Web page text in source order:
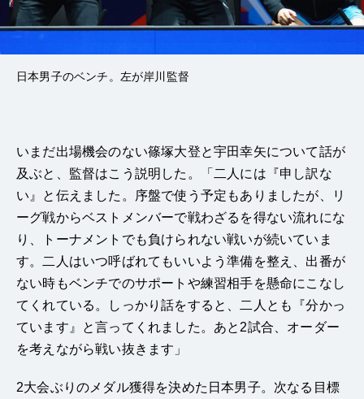
日本男子のベンチ。左が岸川監督
いまだ出場機会のない篠塚大登と宇田幸矢について話が
及ぶと、監督はこう説明した。「二人には『申し訳な
い』と伝えました。序盤で使う予定もありましたが、リ
ーグ戦からベストメンバーで戦わざるを得ない流れにな
り、トーナメントでも負けられない戦いが続いていま
す。二人はいつ呼ばれてもいいよう準備を整え、出番が
ない時もベンチでのサポートや練習相手を懸命にこなし
てくれている。しっかり話をすると、二人とも『分かっ
ています』と言ってくれました。あと2試合、オーダー
を考えながら戦い抜きます」
2大会ぶりのメダル獲得を決めた日本男子。次なる目標